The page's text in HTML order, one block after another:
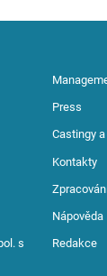
Press
Castingy a
Kontakty
Nápověda
s
Redakce